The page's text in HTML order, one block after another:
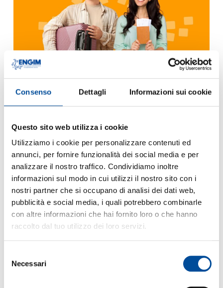
Consenso Dettagli Informazioni sui cookie
Questo sito web utilizza i cookie
Utilizziamo i cookie per personalizzare contenuti ed
annunci, per fornire funzionalità dei social media e per
analizzare il nostro traffico. Condividiamo inoltre
informazioni sul modo in cui utilizzi il nostro sito con i
nostri partner che si occupano di analisi dei dati web,
pubblicità e social media, i quali potrebbero combinarle
con altre informazioni che hai fornito loro o che hanno
raccolto dal tuo utilizzo dei loro servizi.
delNecessari
Tirocini all’Estero per Giovani Disoccupati in
Piemonte: Opportunità di Lavoro e Formazione
PRE-ISCRIVITI O CONTATTACI
Scopri i Progetti di Mobilità Transnazionale
(PMT) per giovani disoccupati tra 18 e 35 anni
residenti in Piemonte: 4 mesi di tirocinio
formativo in Irlanda, Spagna, Romania o
Ungheria!
Hai tra i 18 e i 35 anni, sei disoccupato/a e vivi in
Piemonte? IProgetti di Mobilità
Transnazionale (PMT) 2025-2028della Regione
Piemonte sono l’opportunità ideale per acquisire
ENGIM Piemonte seleziona candidati motivati